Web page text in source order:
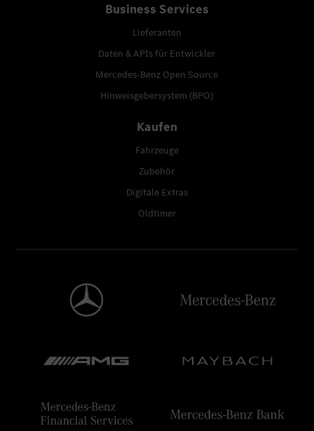
Business Services
Lieferanten
Daten & APIs für Entwickler
Mercedes-Benz Open Source
Hinweisgebersystem (BPO)
Kaufen
Fahrzeuge
Zubehör
Digitale Extras
Oldtimer